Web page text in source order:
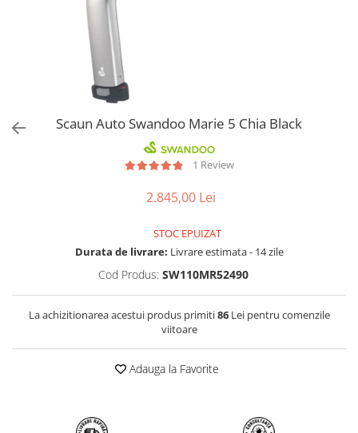
Consultanta Instalare
Jucarii de Sortare
Jucarii din plus
Jucarii muzicale
Jucarii pentru baie
PAPUSI
Scaun Auto Swandoo Marie 5 Chia Black
1 Review
2.845,00 Lei
STOC EPUIZAT
Durata de livrare: Livrare estimata - 14 zile
Cod Produs: SW110MR52490
La achizitionarea acestui produs primiti86Lei pentru comenzile
viitoare
Adauga la Favorite